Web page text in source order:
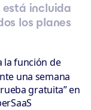
está incluida
los planes
la función de
una semana
gratuita” en